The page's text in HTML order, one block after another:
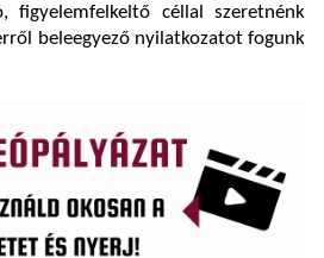
figyelemfelkeltő céllal szeretnénk
beleegyező nyilatkozatot fogunk